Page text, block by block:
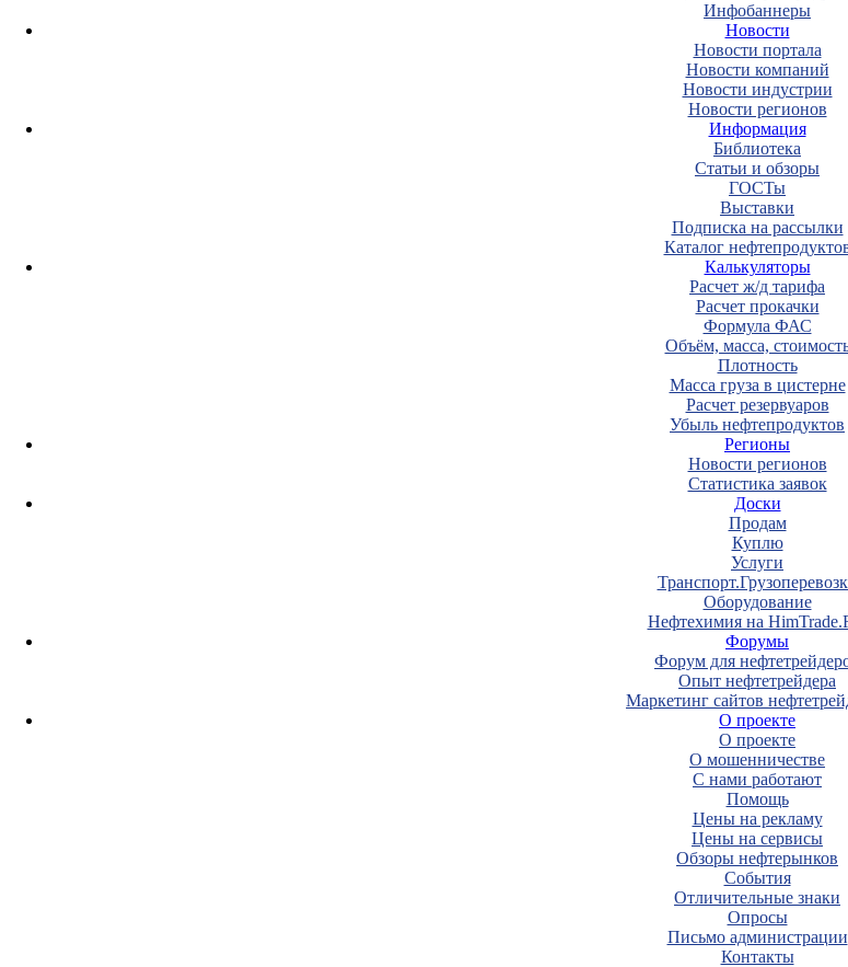
Инфобаннеры
Новости
Новости портала
Новости компаний
Новости индустрии
Новости регионов
Информация
Библиотека
Статьи и обзоры
ГОСТы
Выставки
Подписка на рассылки
Каталог
Калькуляторы
Расчет ж/д тарифа
Расчет прокачки
Формула ФАС
Объём, масса,
Плотность
Масса груза в цистерне
Расчет резервуаров
Убыль нефтепродуктов
Регионы
Новости регионов
Статистика заявок
Доски
Продам
Куплю
Услуги
Оборудование
Нефтехимия на
Форумы
Форум для
Опыт нефтетрейдера
Маркетинг сайтов
О проекте
О проекте
О мошенничестве
С нами работают
Помощь
Цены на рекламу
Цены на сервисы
Обзоры нефтерынков
События
Отличительные знаки
Опросы
Письмо администрации
Контакты